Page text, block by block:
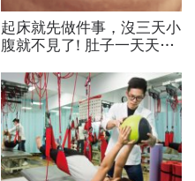
起床就先做件事，沒三天小
腹就不見了! 肚子一天天變